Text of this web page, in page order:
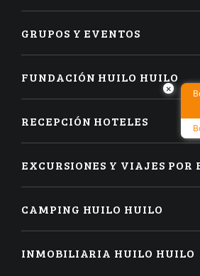
GRUPOS Y EVENTOS
FUNDACIÓN HUILO HUILO
RECEPCIÓN HOTELES
EXCURSIONES Y VIAJES POR
CAMPING HUILO HUILO
INMOBILIARIA HUILO HUILO
×